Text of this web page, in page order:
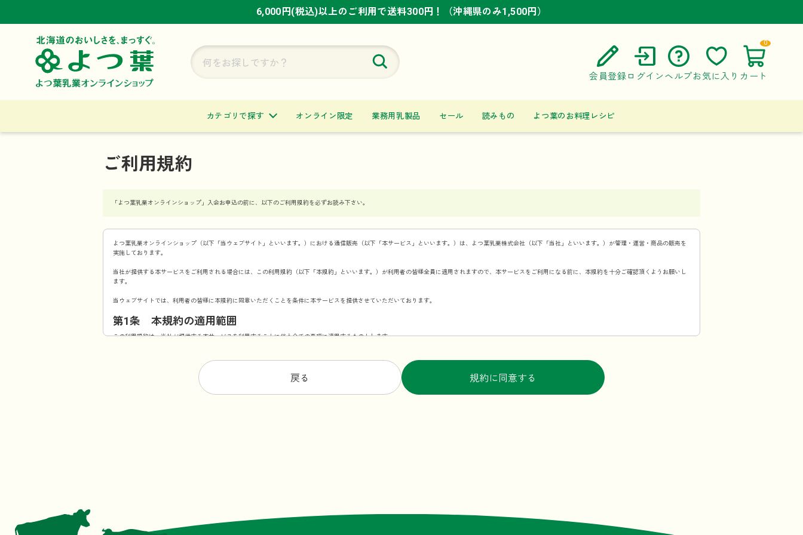
6,000円(税込)以上のご利用で送料300円！（沖縄県のみ1,500円）
6,000円(税込)以上のご利用で送料300円！（沖縄県のみ1,500円）
6,000円(税込)以上のご利用で送料300円！（沖縄県のみ1,500円）
会員登録 ログイン ヘルプ
ご利用ガイド
お問い合わせ
お気に入り カート
0
カテゴリで探す オンライン限定 業務用乳製品 セール 読みもの よつ葉のお料理レシピ
ご利用規約
「よつ葉乳業オンラインショップ」入会お申込の前に、以下のご利用規約を必ずお読み下さい。
よつ葉乳業オンラインショップ（以下「当ウェブサイト」といいます。）における通信販売（以下「本サービス」といいます。）は、よつ葉乳業株式会社（以下「当社」といいます。）が管理・運営・商品の販売を
実施しております。
当社が提供する本サービスをご利用される場合には、この利用規約（以下「本規約」といいます。）が利用者の皆様全員に適用されますので、本サービスをご利用になる前に、本規約を十分ご確認頂くようお願いし
ます。
当ウェブサイトでは、利用者の皆様に本規約に同意いただくことを条件に本サービスを提供させていただいております。
第1条 本規約の適用範囲
この利用規約は、当社が提供する本サービスを利用することに伴う全ての事項に適用するものとします。
当社は、当社が必要と認めた場合、本規約を変更できるものとします。本規約を変更する場合、変更後の本規約の施行時期および内容を当ウェブサイト上での掲示その他の適切な方法により周知し、または利用者に
通知します。ただし、法令上利用者の同意が必要となるような内容の変更の場合、当社所定の方法（変更後、利用者が本サービスを利用した場合に、利用者が本規約の変更に合意したものとみなすことも含みま
す。）で利用者の同意を得るものとします。
目的の如何を問わず、当社のコンテンツの無断複製、無断転載その他の無断二次利用行為等の国内及び国外の著作権法及びその他の法令により禁止される行為が発見された場合には、当社は直ちに法的措置をとるも
のとします。
規約に同意する
戻る